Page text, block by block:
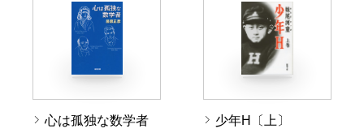
心は孤独な数学者 少年H〔上〕